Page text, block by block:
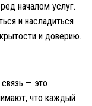
началом услуг.
и насладиться
и доверию.
— это
что каждый